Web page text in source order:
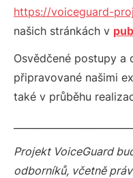
https://voiceguard-
našich stránkách v
Osvědčené postupy
připravované našimi
také v průběhu
Projekt VoiceGuard
odborníků, včetně